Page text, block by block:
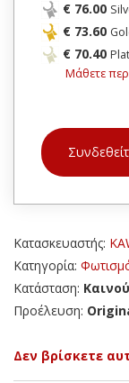
€ 76.00
€ 73.60
€ 70.40
Μάθετε
Κατασκευαστής:
Κατηγορία:
Κατάσταση:
Προέλευση:
Δεν βρίσκετε